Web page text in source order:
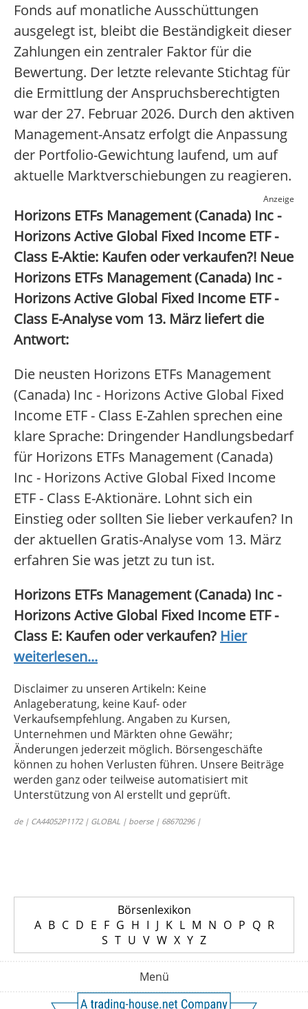
Fonds auf monatliche Ausschüttungen
ausgelegt ist, bleibt die Beständigkeit dieser
Zahlungen ein zentraler Faktor für die
Bewertung. Der letzte relevante Stichtag für
die Ermittlung der Anspruchsberechtigten
war der 27. Februar 2026. Durch den aktiven
Management-Ansatz erfolgt die Anpassung
der Portfolio-Gewichtung laufend, um auf
aktuelle Marktverschiebungen zu reagieren.
Anzeige
Horizons ETFs Management (Canada) Inc -
Horizons Active Global Fixed Income ETF -
Class E-Aktie: Kaufen oder verkaufen?! Neue
Horizons ETFs Management (Canada) Inc -
Horizons Active Global Fixed Income ETF -
Class E-Analyse vom 13. März liefert die
Antwort:
Die neusten Horizons ETFs Management
(Canada) Inc - Horizons Active Global Fixed
Income ETF - Class E-Zahlen sprechen eine
klare Sprache: Dringender Handlungsbedarf
für Horizons ETFs Management (Canada)
Inc - Horizons Active Global Fixed Income
ETF - Class E-Aktionäre. Lohnt sich ein
Einstieg oder sollten Sie lieber verkaufen? In
der aktuellen Gratis-Analyse vom 13. März
erfahren Sie was jetzt zu tun ist.
Horizons ETFs Management (Canada) Inc -
Horizons Active Global Fixed Income ETF -
Class E: Kaufen oder verkaufen? Hier
weiterlesen...
Disclaimer zu unseren Artikeln: Keine
Anlageberatung, keine Kauf- oder
Verkaufsempfehlung. Angaben zu Kursen,
Unternehmen und Märkten ohne Gewähr;
Änderungen jederzeit möglich. Börsengeschäfte
können zu hohen Verlusten führen. Unsere Beiträge
werden ganz oder teilweise automatisiert mit
Unterstützung von AI erstellt und geprüft.
de | CA44052P1172 | GLOBAL | boerse | 68670296 |
Börsenlexikon
A B C D E F G H I J K L M N O P Q R
S T U V W X Y Z
Menü